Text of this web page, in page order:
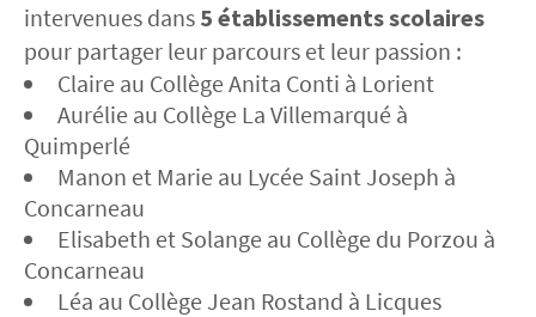
intervenues dans 5 établissements scolaires
pour partager leur parcours et leur passion :
Claire au Collège Anita Conti à Lorient
Aurélie au Collège La Villemarqué à
Quimperlé
Manon et Marie au Lycée Saint Joseph à
Concarneau
Elisabeth et Solange au Collège du Porzou à
Concarneau
Léa au Collège Jean Rostand à Licques